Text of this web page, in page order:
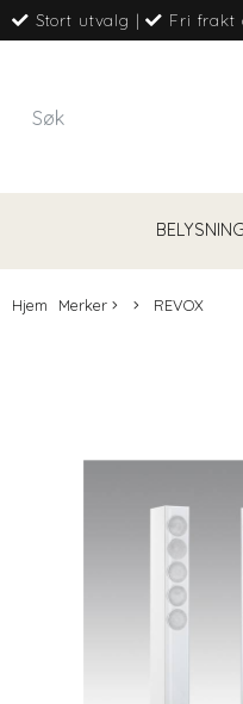
Stort utvalg | Fri frakt
BELYSNING
Hjem Merker REVOX